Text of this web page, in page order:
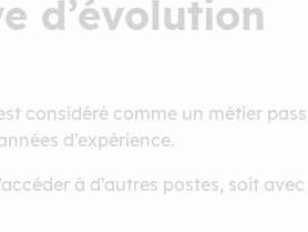
d’évolution
considéré comme un métier
d’expérience.
à d’autres postes, soit